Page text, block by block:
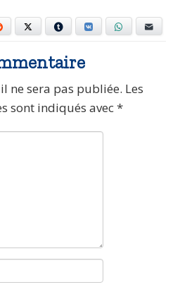
Reddit Tumblr VKontakte WhatsApp
ne sera pas publiée. Les
sont indiqués avec*